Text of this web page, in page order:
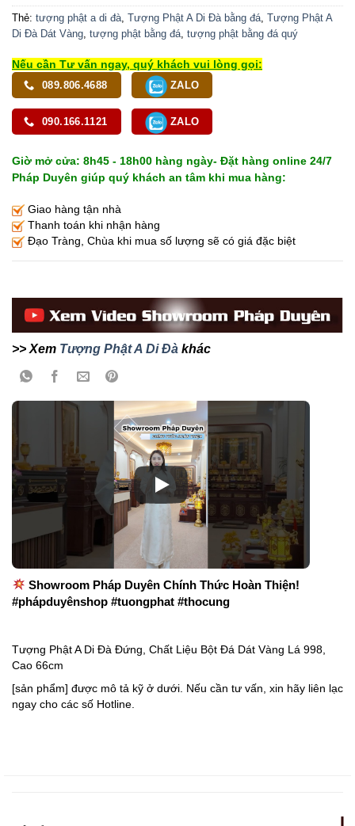
Thẻ: tượng phật a di đà, Tượng Phật A Di Đà bằng đá, Tượng Phật A
Di Đà Dát Vàng, tượng phật bằng đá, tượng phật bằng đá quý
Nếu cần Tư vấn ngay, quý khách vui lòng gọi:
089.806.4688 ZALO
090.166.1121 ZALO
Giờ mở cửa: 8h45 - 18h00 hàng ngày- Đặt hàng online 24/7
Pháp Duyên giúp quý khách an tâm khi mua hàng:
Giao hàng tận nhà
Thanh toán khi nhận hàng
Đạo Tràng, Chùa khi mua số lượng sẽ có giá đặc biệt
>> Xem Tượng Phật A Di Đà khác
Showroom Pháp Duyên Chính Thức Hoàn Thiện!
#phápduyênshop #tuongphat #thocung
Tượng Phật A Di Đà Đứng, Chất Liệu Bột Đá Dát Vàng Lá 998,
Cao 66cm
[sản phẩm] được mô tả kỹ ở dưới. Nếu cần tư vấn, xin hãy liên lạc
ngay cho các số Hotline.